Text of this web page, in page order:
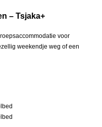
– Tsjaka+
voor
weekendje weg of een